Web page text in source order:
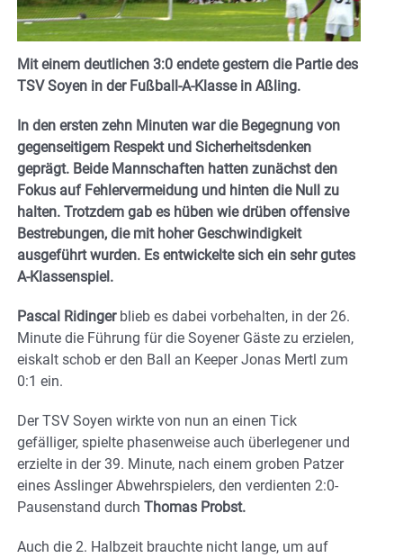
Mit einem deutlichen 3:0 endete gestern die Partie des
TSV Soyen in der Fußball-A-Klasse in Aßling.
In den ersten zehn Minuten war die Begegnung von
gegenseitigem Respekt und Sicherheitsdenken
geprägt. Beide Mannschaften hatten zunächst den
Fokus auf Fehlervermeidung und hinten die Null zu
halten. Trotzdem gab es hüben wie drüben offensive
Bestrebungen, die mit hoher Geschwindigkeit
ausgeführt wurden. Es entwickelte sich ein sehr gutes
A-Klassenspiel.
Pascal Ridingerblieb es dabei vorbehalten, in der 26.
Minute die Führung für die Soyener Gäste zu erzielen,
eiskalt schob er den Ball an Keeper Jonas Mertl zum
0:1 ein.
Der TSV Soyen wirkte von nun an einen Tick
gefälliger, spielte phasenweise auch überlegener und
erzielte in der 39. Minute, nach einem groben Patzer
eines Asslinger Abwehrspielers, den verdienten 2:0-
Pausenstand durch Thomas Probst.
Auch die 2. Halbzeit brauchte nicht lange, um auf